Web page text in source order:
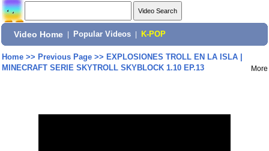
Video Home Popular Videos K-POP
Home>> Previous Page>> EXPLOSIONES TROLL EN LA ISLA |
MINECRAFT SERIE SKYTROLL SKYBLOCK 1.10 EP.13
More